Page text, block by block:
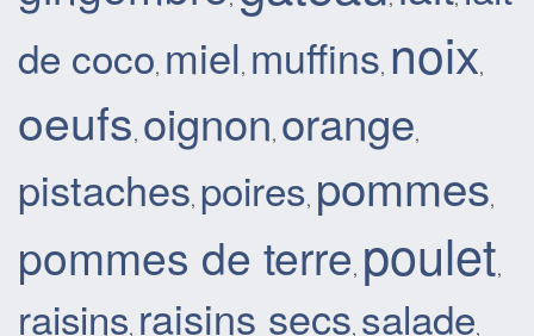
de coco, miel, muffins, noix,
oeufs, oignon, orange,
pistaches, poires, pommes,
pommes de terre, poulet,
raisins, raisins secs, salade,